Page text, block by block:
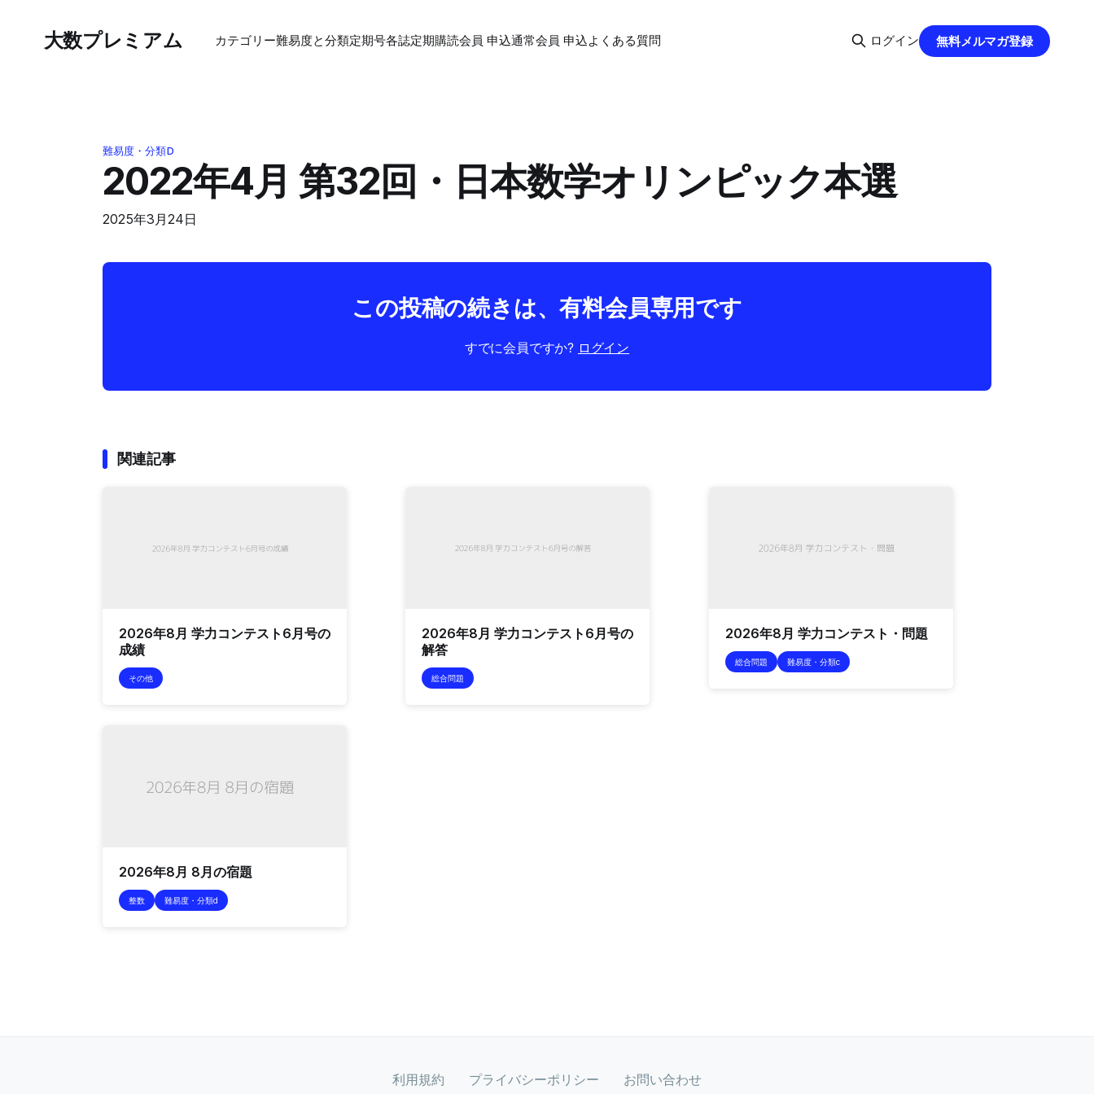
大数プレミアム カテゴリー難易度と分類定期号各誌定期購読会員 申込通常会員 申込よくある質問 ログイン 無料メルマガ登録
難易度・分類D
2022年4月 第32回・日本数学オリンピック本選
2025年3月24日
この投稿の続きは、有料会員専用です
すでに会員ですか? ログイン
関連記事
2026年8月 学力コンテスト6月号の
成績
その他
2026年8月 学力コンテスト6月号の
解答
総合問題
2026年8月 学力コンテスト・問題
総合問題 難易度・分類c
2026年8月 8月の宿題
整数 難易度・分類d
利用規約 プライバシーポリシー お問い合わせ